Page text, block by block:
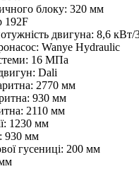
блоку: 320 мм
192F
двигуна: 8,6 кВт/
Wanye Hydraulic
16 МПа
Dali
2770 мм
930 мм
2110 мм
1230 мм
930 мм
гусениці: 200 мм